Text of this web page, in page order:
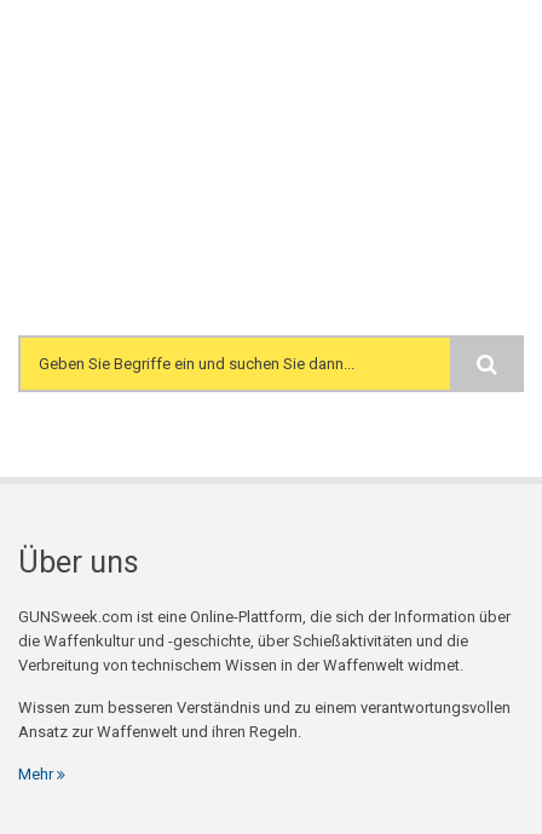
Search form
Über uns
GUNSweek.com ist eine Online-Plattform, die sich der Information über
die Waffenkultur und -geschichte, über Schießaktivitäten und die
Verbreitung von technischem Wissen in der Waffenwelt widmet.
Wissen zum besseren Verständnis und zu einem verantwortungsvollen
Ansatz zur Waffenwelt und ihren Regeln.
Mehr